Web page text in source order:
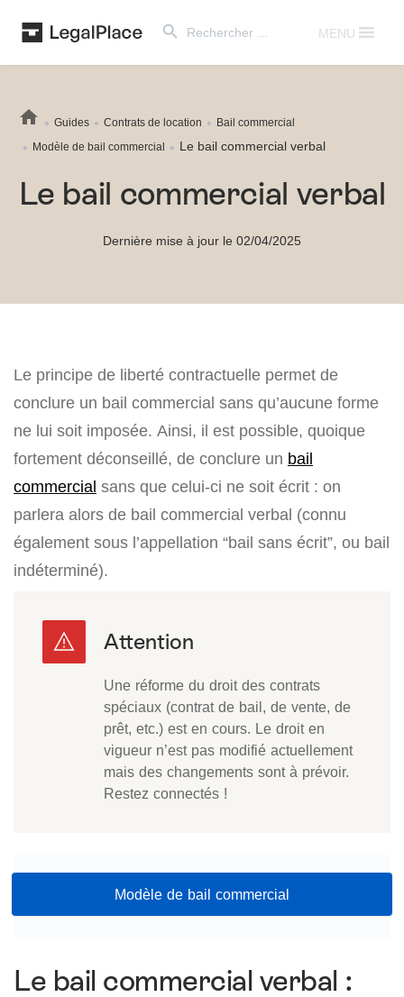
for:
MENU
Guides Contrats de location
Bail commercial
Modèle de bail commercial
Le bail commercial verbal
Le bail commercial verbal
Dernière mise à jour le 02/04/2025
Le principe de liberté contractuelle permet de
conclure un bail commercial sans qu’aucune forme
ne lui soit imposée. Ainsi, il est possible, quoique
fortement déconseillé, de conclure un bail
commercial sans que celui-ci ne soit écrit : on
parlera alors de bail commercial verbal (connu
également sous l’appellation “bail sans écrit”, ou bail
indéterminé).
Une réforme du droit des contrats
spéciaux (contrat de bail, de vente, de
prêt, etc.) est en cours. Le droit en
vigueur n’est pas modifié actuellement
mais des changements sont à prévoir.
Restez connectés !
Modèle de bail commercial
Le bail commercial verbal :